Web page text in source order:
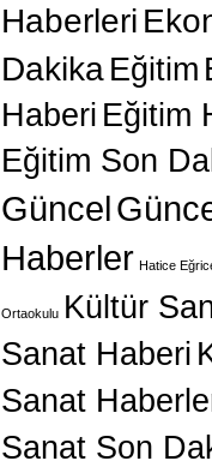
Haberleri
Dakika Eğitim
Haberi Eğitim
Eğitim Son
Güncel
Haberler Hatice
Ortaokulu Kültür
Sanat Haberi
Sanat
Sanat Son